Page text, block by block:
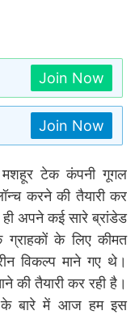
Join Now
Join Now
टेक कंपनी गूगल
करने की तैयारी कर
अपने कई सारे ब्रांडेड
ग्राहकों के लिए कीमत
विकल्प माने गए थे।
की तैयारी कर रही है।
के बारे में आज हम इस